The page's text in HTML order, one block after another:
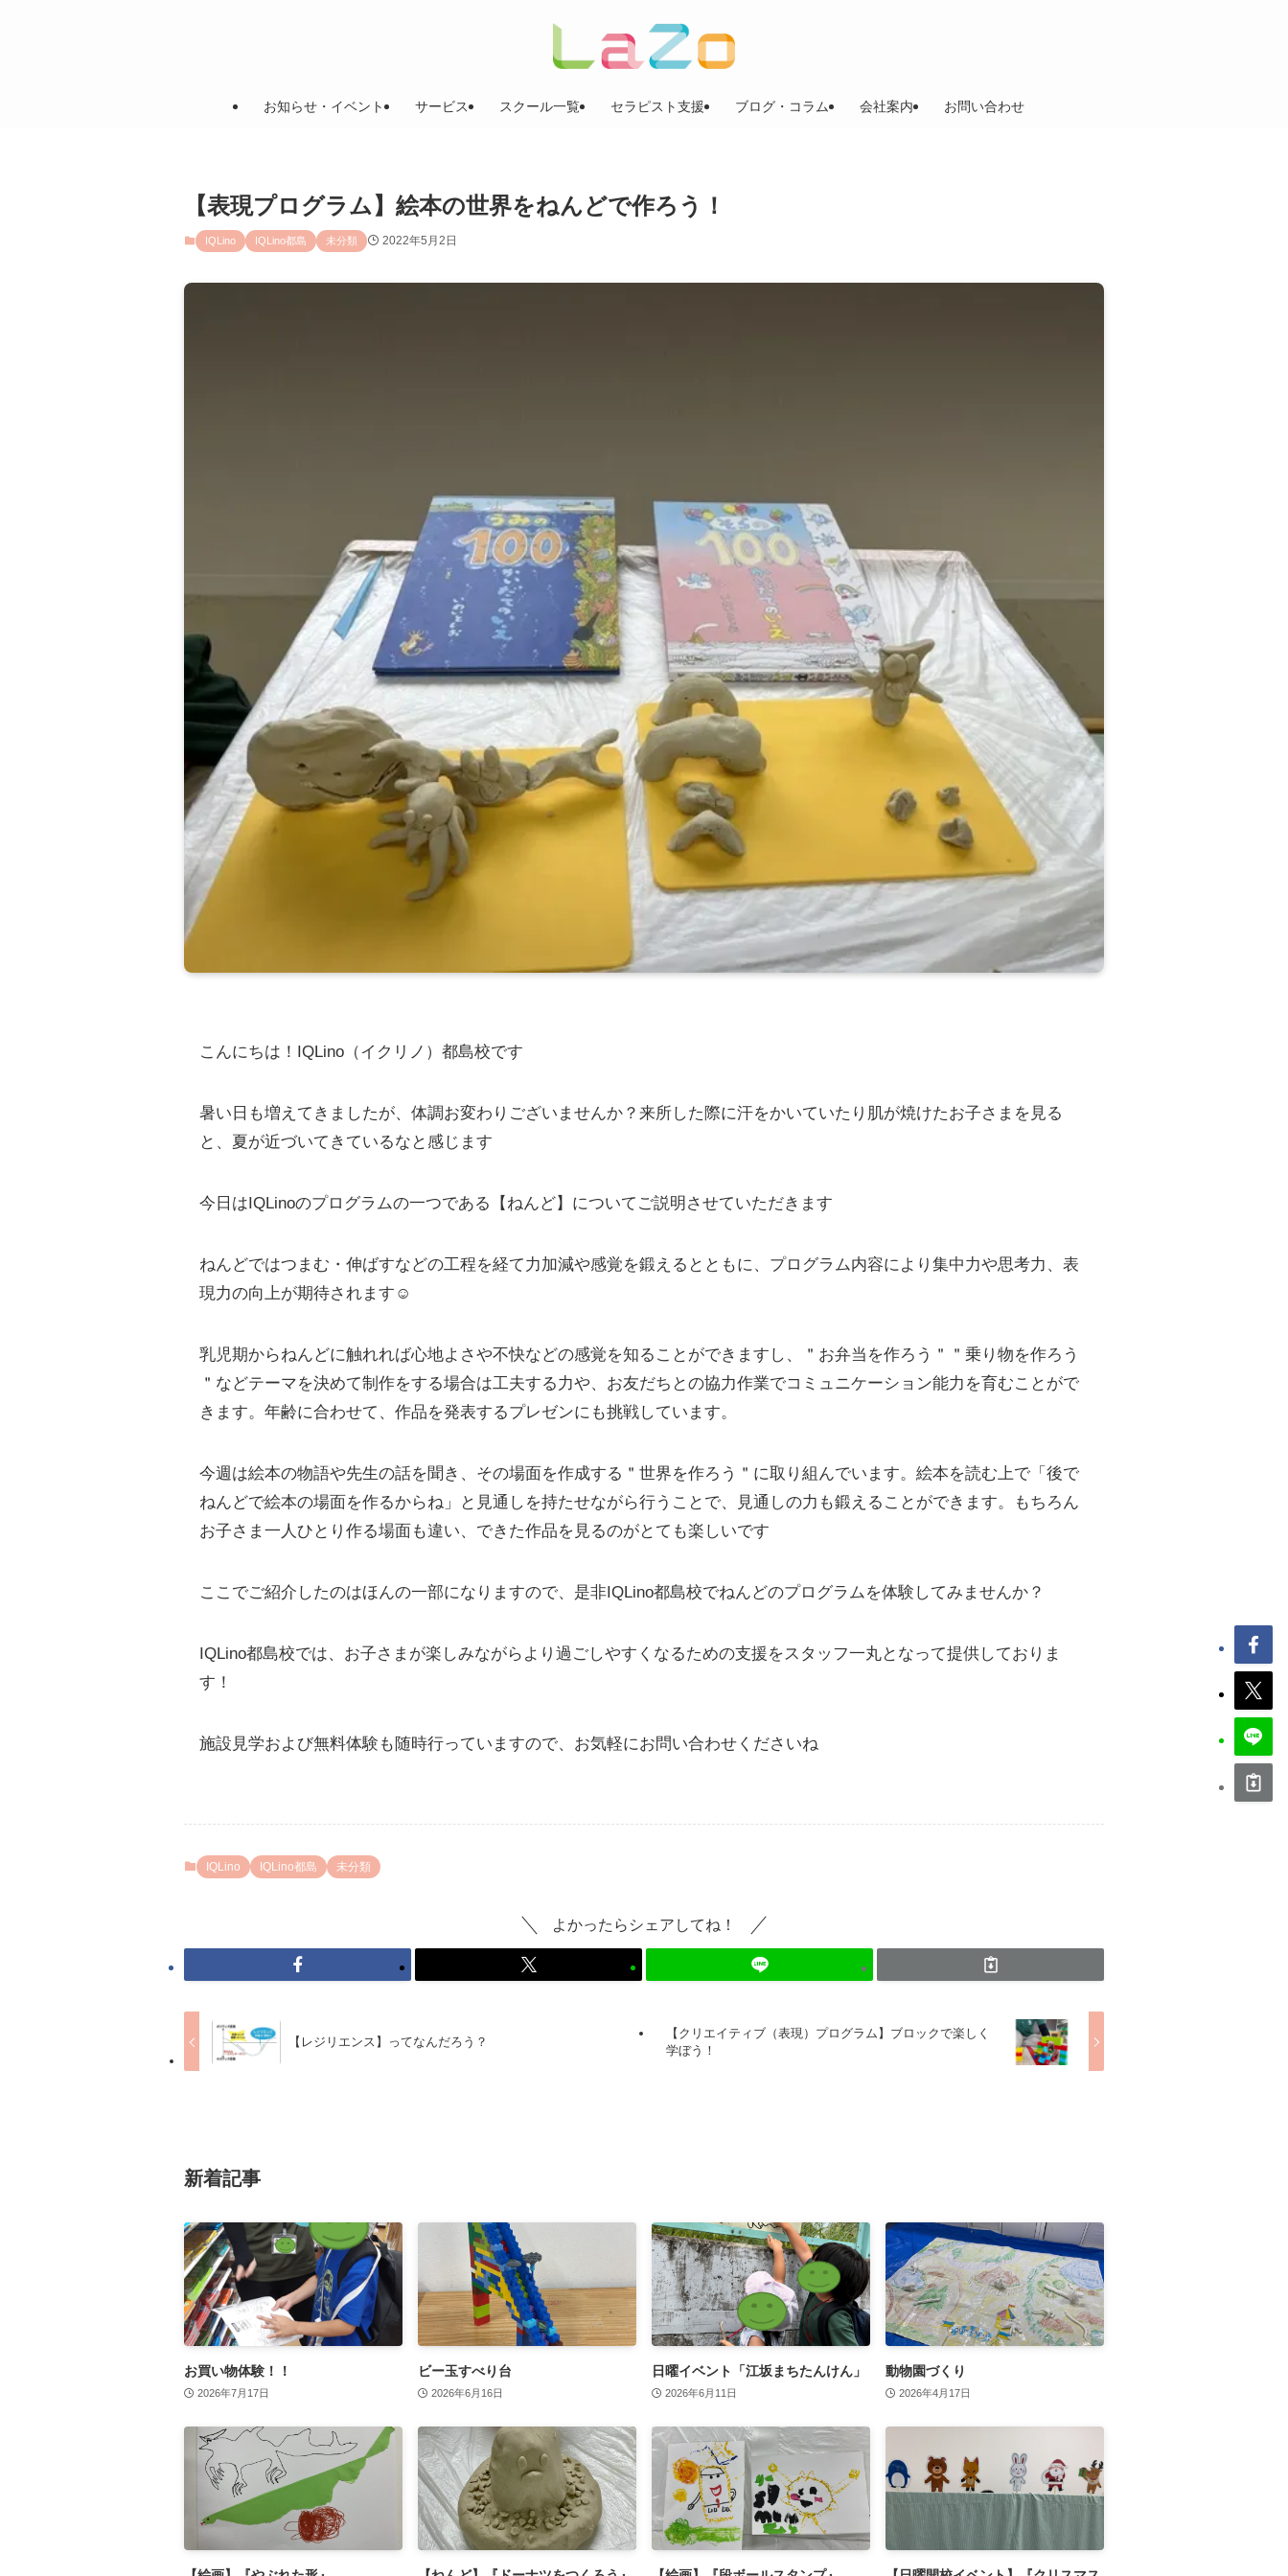
お知らせ・イベント サービス スクール一覧 セラピスト支援 ブログ・コラム 会社案内 お問い合わせ
【表現プログラム】絵本の世界をねんどで作ろう！
IQLino IQLino都島 未分類 2022年5月2日
こんにちは！IQLino（イクリノ）都島校です
暑い日も増えてきましたが、体調お変わりございませんか？来所した際に汗をかいていたり肌が焼けたお子さまを見る
と、夏が近づいてきているなと感じます
今日はIQLinoのプログラムの一つである【ねんど】についてご説明させていただきます
ねんどではつまむ・伸ばすなどの工程を経て力加減や感覚を鍛えるとともに、プログラム内容により集中力や思考力、表
現力の向上が期待されます☺️
乳児期からねんどに触れれば心地よさや不快などの感覚を知ることができますし、＂お弁当を作ろう＂＂乗り物を作ろう
＂などテーマを決めて制作をする場合は工夫する力や、お友だちとの協力作業でコミュニケーション能力を育むことがで
きます。年齢に合わせて、作品を発表するプレゼンにも挑戦しています。
今週は絵本の物語や先生の話を聞き、その場面を作成する＂世界を作ろう＂に取り組んでいます。絵本を読む上で「後で
ねんどで絵本の場面を作るからね」と見通しを持たせながら行うことで、見通しの力も鍛えることができます。もちろん
お子さま一人ひとり作る場面も違い、できた作品を見るのがとても楽しいです
ここでご紹介したのはほんの一部になりますので、是非IQLino都島校でねんどのプログラムを体験してみませんか？
IQLino都島校では、お子さまが楽しみながらより過ごしやすくなるための支援をスタッフ一丸となって提供しておりま
す！
施設見学および無料体験も随時行っていますので、お気軽にお問い合わせくださいね
IQLino IQLino都島 未分類
よかったらシェアしてね！
【レジリエンス】ってなんだろう？
【クリエイティブ（表現）プログラム】ブロックで楽しく
学ぼう！
新着記事
お買い物体験！！
2026年7月17日
ビー玉すべり台
2026年6月16日
日曜イベント「江坂まちたんけん」
2026年6月11日
動物園づくり
2026年4月17日